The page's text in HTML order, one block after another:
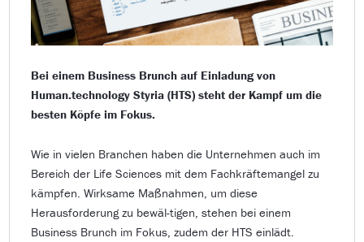
Bei einem Business Brunch auf Einladung von
Human.technology Styria (HTS) steht der Kampf um die
besten Köpfe im Fokus.
Wie in vielen Branchen haben die Unternehmen auch im
Bereich der Life Sciences mit dem Fachkräftemangel zu
kämpfen. Wirksame Maßnahmen, um diese
Herausforderung zu bewäl-tigen, stehen bei einem
Business Brunch im Fokus, zudem der HTS einlädt.